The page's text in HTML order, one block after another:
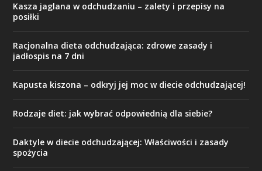
Kasza jaglana w odchudzaniu – zalety i przepisy na
posiłki
Racjonalna dieta odchudzająca: zdrowe zasady i
jadłospis na 7 dni
Kapusta kiszona – odkryj jej moc w diecie odchudzającej!
Rodzaje diet: jak wybrać odpowiednią dla siebie?
Daktyle w diecie odchudzającej: Właściwości i zasady
spożycia